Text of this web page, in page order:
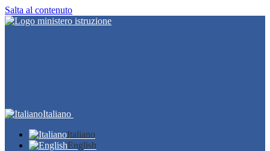
Salta al contenuto
Italiano
Italiano
English